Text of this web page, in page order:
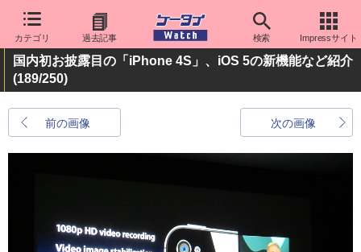
カテゴリ 過去記事 検索 Impressサイト
国内初お披露目の「iPhone 4S」、iOS 5の新機能など紹介
(189/250)
前の画像 次の画像